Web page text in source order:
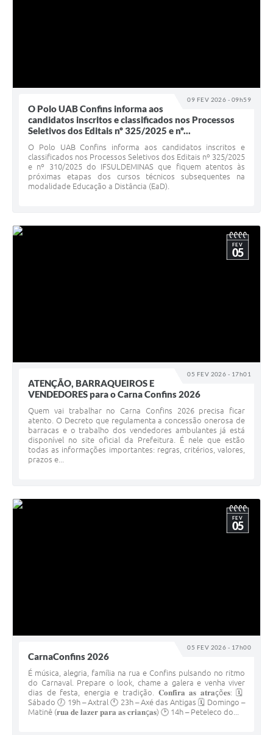
09 FEV 2026 - 09h59
O Polo UAB Confins informa aos
candidatos inscritos e classificados nos Processos
Seletivos dos Editais nº 325/2025 e nº...
O Polo UAB Confins informa aos candidatos inscritos e
classificados nos Processos Seletivos dos Editais nº 325/2025
e nº 310/2025 do IFSULDEMINAS que fiquem atentos às
próximas etapas dos cursos técnicos subsequentes na
modalidade Educação a Distância (EaD).
05 FEV 2026 - 17h01
FEV
05
ATENÇÃO, BARRAQUEIROS E
VENDEDORES para o Carna Confins 2026
Quem vai trabalhar no Carna Confins 2026 precisa ficar
atento. O Decreto que regulamenta a concessão onerosa de
barracas e o trabalho dos vendedores ambulantes já está
disponível no site oficial da Prefeitura. É nele que estão
todas as informações importantes: regras, critérios, valores,
prazos e...
05 FEV 2026 - 17h00
FEV
05
CarnaConfins 2026
É música, alegria, família na rua e Confins pulsando no ritmo
do Carnaval. Prepare o look, chame a galera e venha viver
dias de festa, energia e tradição. 𝐂𝐨𝐧𝐟𝐢𝐫𝐚 𝐚𝐬 𝐚𝐭𝐫𝐚çõ𝐞𝐬: 🗓️
Sábado 🕖 19h – Axtral 🕚 23h – Axé das Antigas 🗓️ Domingo –
Matinê (𝐫𝐮𝐚 𝐝𝐞 𝐥𝐚𝐳𝐞𝐫 𝐩𝐚𝐫𝐚 𝐚𝐬 𝐜𝐫𝐢𝐚𝐧ç𝐚𝐬) 🕑 14h – Peteleco do...